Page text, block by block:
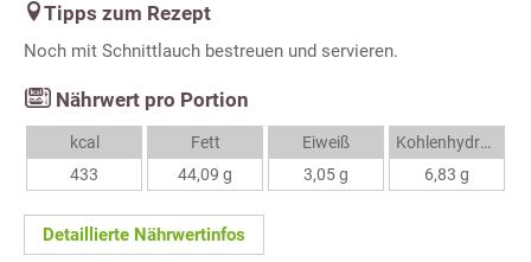
Tipps zum Rezept
Noch mit Schnittlauch bestreuen und servieren.
Nährwert pro Portion
kcal
433
Fett
44,09 g
Eiweiß
3,05 g
Kohlenhydrate
6,83 g
Detaillierte Nährwertinfos